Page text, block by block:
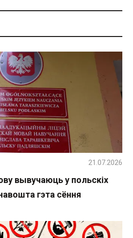
вывучаюць у польскіх
гэта сёння
21.07.2026